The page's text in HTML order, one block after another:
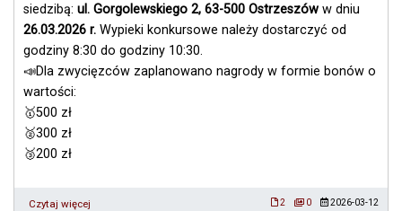
siedzibą: ul. Gorgolewskiego 2, 63-500 Ostrzeszów w dniu
26.03.2026 r. Wypieki konkursowe należy dostarczyć od
godziny 8:30 do godziny 10:30.
📣Dla zwycięzców zaplanowano nagrody w formie bonów o
wartości:
🥇500 zł
🥈300 zł
🥉200 zł
Czytaj więcej 2 0 2026-03-12